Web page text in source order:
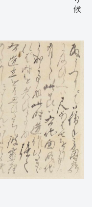
広く造立可仕存候付而ハこれ
まて月並之外ニハ狂歌等
取集之事ハ不致候へ共此度
建立之はしたてニもと一会
あまさず御出詠被下度希上候